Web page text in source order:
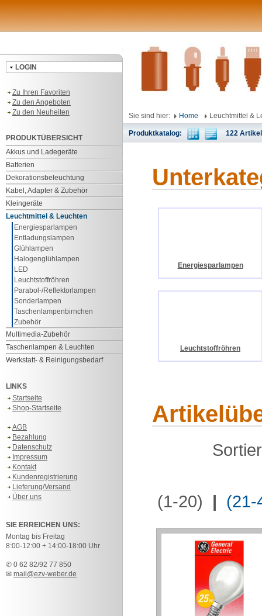
LOGIN
Zu Ihren Favoriten
Zu den Angeboten
Zu den Neuheiten
PRODUKTÜBERSICHT
Akkus und Ladegeräte
Batterien
Dekorationsbeleuchtung
Kabel, Adapter & Zubehör
Kleingeräte
Leuchtmittel & Leuchten
Energiesparlampen
Entladungslampen
Glühlampen
Halogenglühlampen
LED
Leuchtstoffröhren
Parabol-/Reflektorlampen
Sonderlampen
Taschenlampenbirnchen
Zubehör
Multimedia-Zubehör
Taschenlampen & Leuchten
Werkstatt- & Reinigungsbedarf
LINKS
Startseite
Shop-Startseite
AGB
Bezahlung
Datenschutz
Impressum
Kontakt
Kundenregistrierung
Lieferung/Versand
Über uns
SIE ERREICHEN UNS:
Montag bis Freitag
8:00-12:00 + 14:00-18:00 Uhr
✆ 0 62 82/92 77 850
✉ mail@ezv-weber.de
Sie sind hier: Home Leuchtmittel &
Produktkatalog: 122 Artikel
Energiesparlampen
Leuchtstoffröhren
(1-20) | (21-